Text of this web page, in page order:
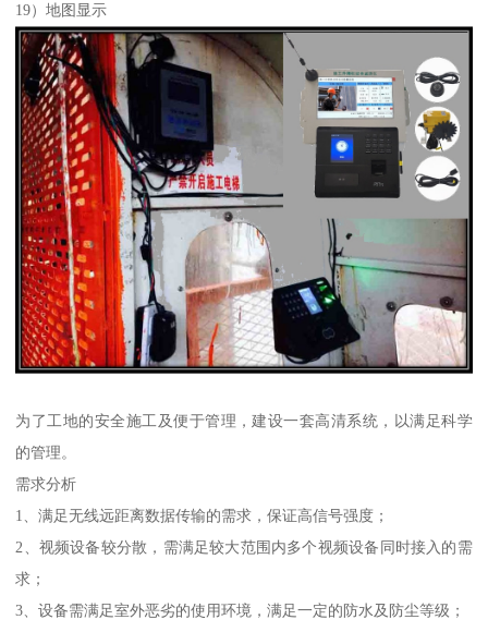
19）地图显示
为了工地的安全施工及便于管理，建设一套高清系统，以满足科学
的管理。
需求分析
1、满足无线远距离数据传输的需求，保证高信号强度；
2、视频设备较分散，需满足较大范围内多个视频设备同时接入的需
求；
3、设备需满足室外恶劣的使用环境，满足一定的防水及防尘等级；